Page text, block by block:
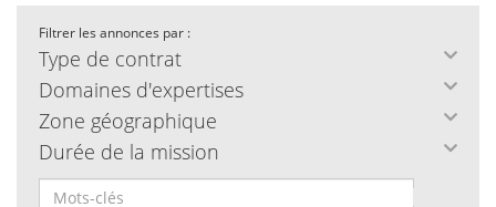
Filtrer les annonces par :
Type de contrat
Domaines d'expertises
Zone géographique
Durée de la mission